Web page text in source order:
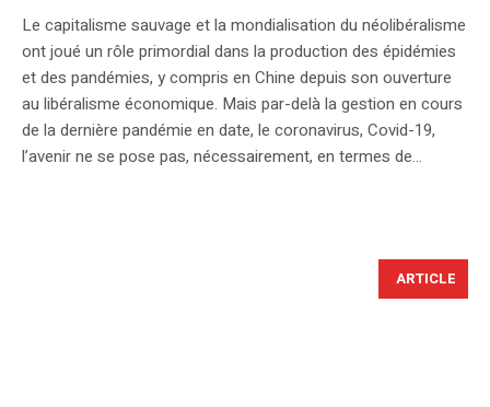
Le capitalisme sauvage et la mondialisation du néolibéralisme
ont joué un rôle primordial dans la production des épidémies
et des pandémies, y compris en Chine depuis son ouverture
au libéralisme économique. Mais par-delà la gestion en cours
de la dernière pandémie en date, le coronavirus, Covid-19,
l’avenir ne se pose pas, nécessairement, en termes de...
ARTICLE